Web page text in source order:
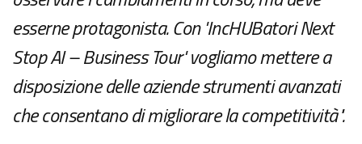
esserne protagonista. Con 'IncHUBatori Next
Stop AI – Business Tour' vogliamo mettere a
disposizione delle aziende strumenti avanzati
che consentano di migliorare la competitività".